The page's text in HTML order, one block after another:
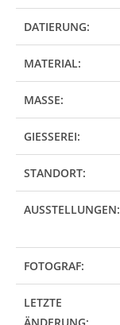
DATIERUNG:
MATERIAL:
MASSE:
GIESSEREI:
STANDORT:
AUSSTELLUNGEN:
FOTOGRAF:
LETZTE